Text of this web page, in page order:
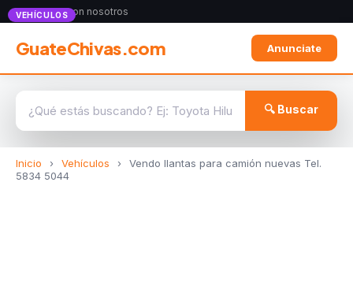
Anunciate con nosotros
GuateChivas.com Anunciate
🔍 Buscar
Inicio › Vehículos ›
Vendo llantas para camión nuevas Tel.
5834 5044
VEHÍCULOS